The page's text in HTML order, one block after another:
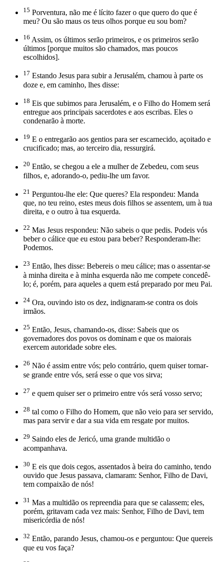
15 Porventura, não me é lícito fazer o que quero do que é
meu? Ou são maus os teus olhos porque eu sou bom?
16 Assim, os últimos serão primeiros, e os primeiros serão
últimos [porque muitos são chamados, mas poucos
escolhidos].
17 Estando Jesus para subir a Jerusalém, chamou à parte os
doze e, em caminho, lhes disse:
18 Eis que subimos para Jerusalém, e o Filho do Homem será
entregue aos principais sacerdotes e aos escribas. Eles o
condenarão à morte.
19 E o entregarão aos gentios para ser escarnecido, açoitado e
crucificado; mas, ao terceiro dia, ressurgirá.
20 Então, se chegou a ele a mulher de Zebedeu, com seus
filhos, e, adorando-o, pediu-lhe um favor.
21 Perguntou-lhe ele: Que queres? Ela respondeu: Manda
que, no teu reino, estes meus dois filhos se assentem, um à tua
direita, e o outro à tua esquerda.
22 Mas Jesus respondeu: Não sabeis o que pedis. Podeis vós
beber o cálice que eu estou para beber? Responderam-lhe:
Podemos.
23 Então, lhes disse: Bebereis o meu cálice; mas o assentar-se
à minha direita e à minha esquerda não me compete concedê-
lo; é, porém, para aqueles a quem está preparado por meu Pai.
24 Ora, ouvindo isto os dez, indignaram-se contra os dois
irmãos.
25 Então, Jesus, chamando-os, disse: Sabeis que os
governadores dos povos os dominam e que os maiorais
exercem autoridade sobre eles.
26 Não é assim entre vós; pelo contrário, quem quiser tornar-
se grande entre vós, será esse o que vos sirva;
27 e quem quiser ser o primeiro entre vós será vosso servo;
28 tal como o Filho do Homem, que não veio para ser servido,
mas para servir e dar a sua vida em resgate por muitos.
29 Saindo eles de Jericó, uma grande multidão o
acompanhava.
30 E eis que dois cegos, assentados à beira do caminho, tendo
ouvido que Jesus passava, clamaram: Senhor, Filho de Davi,
tem compaixão de nós!
31 Mas a multidão os repreendia para que se calassem; eles,
porém, gritavam cada vez mais: Senhor, Filho de Davi, tem
misericórdia de nós!
32 Então, parando Jesus, chamou-os e perguntou: Que quereis
que eu vos faça?